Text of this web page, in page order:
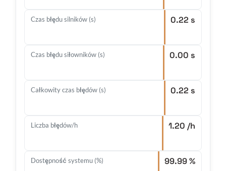
Czas błędu silników (s) 0.22 s
Czas błędu siłowników (s) 0.00 s
Całkowity czas błędów (s) 0.22 s
Liczba błędów/h 1.20 /h
Dostępność systemu (%) 99.99 %